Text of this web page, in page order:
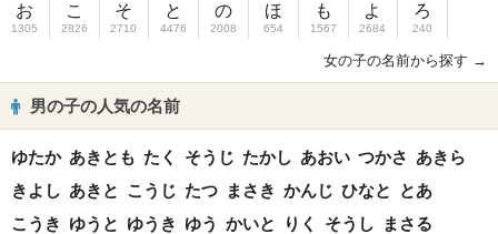
お
1305
こ
2826
そ
2710
と
4476
の
2008
ほ
654
も
1567
よ
2684
ろ
240
女の子の名前から探す →
男の子の人気の名前
ゆたか あきとも たく そうじ たかし あおい つかさ あきら
きよし あきと こうじ たつ まさき かんじ ひなと
とあ
こうき ゆうと ゆうき ゆう かいと りく そうし
まさる